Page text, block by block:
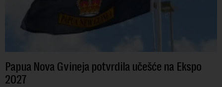
Papua Nova Gvineja potvrdila učešće na Ekspo
2027